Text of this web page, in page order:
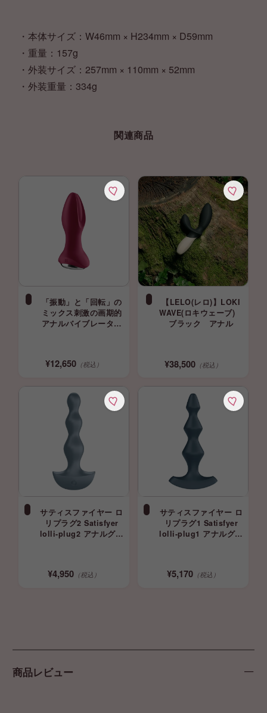
・本体サイズ：W46mm × H234mm × D59mm
・重量：157g
・外装サイズ：257mm × 110mm × 52mm
・外装重量：334g
関連商品
「振動」と「回転」の
ミックス刺激の画期的
アナルバイブレーター
¥12,650（税込）
【LELO(レロ)】LOKI
WAVE(ロキウェーブ)
ブラック アナル
¥38,500 （税込）
サティスファイヤー ロ
リプラグ2 Satisfyer
lolli-plug2 アナルグッ
¥4,950（税込）
サティスファイヤー ロ
リプラグ1 Satisfyer
lolli-plug1 アナルグッ
¥5,170 （税込）
商品レビュー